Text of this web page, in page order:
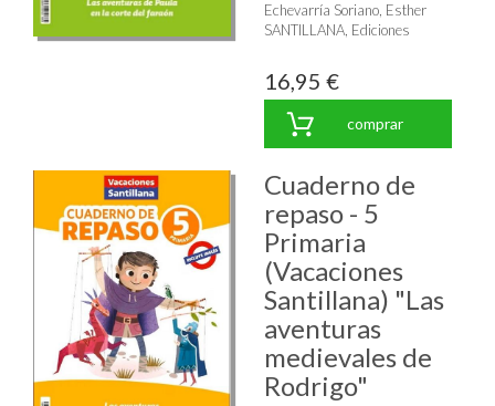
Echevarría Soriano, Esther
SANTILLANA, Ediciones
16,95 €
comprar
Cuaderno de
repaso - 5
Primaria
(Vacaciones
Santillana) "Las
aventuras
medievales de
Rodrigo"